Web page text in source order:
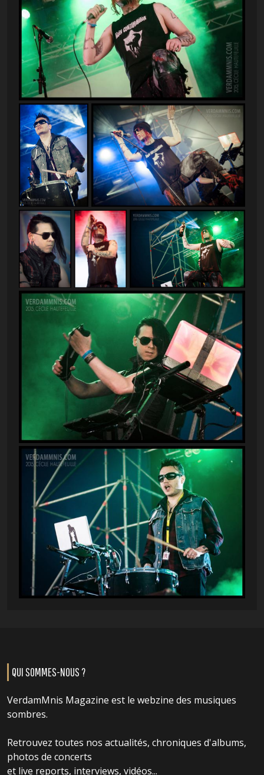
QUI SOMMES-NOUS ?
VerdamMnis Magazine est le webzine des musiques
sombres.
Retrouvez toutes nos actualités, chroniques d'albums,
photos de concerts
et live reports, interviews, vidéos...